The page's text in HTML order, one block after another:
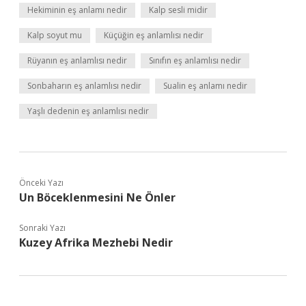
Hekiminin eş anlamı nedir Kalp sesli midir
Kalp soyut mu Küçüğin eş anlamlısı nedir
Rüyanın eş anlamlısı nedir Sınıfın eş anlamlısı nedir
Sonbaharın eş anlamlısı nedir Sualin eş anlamı nedir
Yaşlı dedenin eş anlamlısı nedir
Önceki Yazı
Un Böceklenmesini Ne Önler
Sonraki Yazı
Kuzey Afrika Mezhebi Nedir